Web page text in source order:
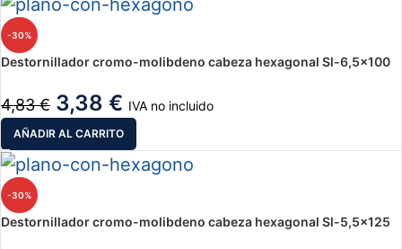
-30%
Destornillador cromo-molibdeno cabeza hexagonal Sl-6,5×100
4,83€ 3,38 € IVA no incluido
AÑADIR AL CARRITO
-30%
Destornillador cromo-molibdeno cabeza hexagonal Sl-5,5×125